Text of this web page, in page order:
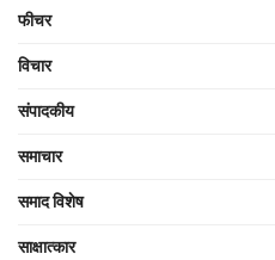
फीचर
विचार
संपादकीय
समाचार
समाद विशेष
साक्षात्‍कार